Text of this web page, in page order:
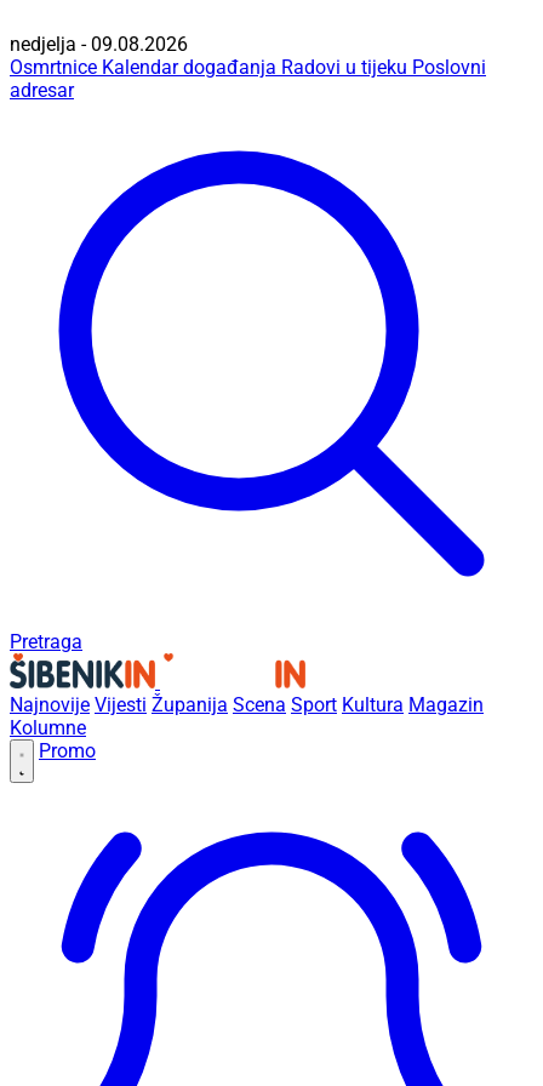
nedjelja - 09.08.2026
Osmrtnice Kalendar događanja Radovi u tijeku Poslovni
adresar
Pretraga
Najnovije Vijesti Županija Scena Sport Kultura Magazin
Kolumne
Promo